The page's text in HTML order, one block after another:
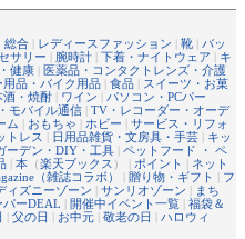
総合 | レディースファッション | 靴 | バッ
サリー | 腕時計 | 下着・ナイトウェア | キ
健康 | 医薬品・コンタクトレンズ・介護
用品・バイク用品 | 食品 | スイーツ・お菓
酒・焼酎 | ワイン | パソコン・PCパー
モバイル通信 | TV・レコーダー・オーデ
ム | おもちゃ | ホビー | サービス・リフォ
トレス | 日用品雑貨・文房具・手芸 | キッ
ーデン・DIY・工具 | ペットフード ・ ペ
| 本 （楽天ブックス ） | ポイント | ネット
（雑誌コラボ） | 贈り物・ギフト | フ
ィズニーゾーン | サンリオゾーン | まち
パーDEAL | 開催中イベント一覧 | 福袋＆
| 父の日 | お中元 | 敬老の日 | ハロウィ